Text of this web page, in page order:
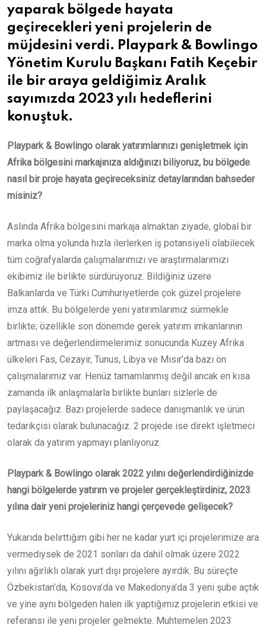
yaparak bölgede hayata
geçirecekleri yeni projelerin de
müjdesini verdi. Playpark & Bowlingo
Yönetim Kurulu Başkanı Fatih Keçebir
ile bir araya geldiğimiz Aralık
sayımızda 2023 yılı hedeflerini
konuştuk.
Playpark & Bowlingo olarak yatırımlarınızı genişletmek için
Afrika bölgesini markajınıza aldığınızı biliyoruz, bu bölgede
nasıl bir proje hayata geçireceksiniz detaylarından bahseder
misiniz?
Aslında Afrika bölgesini markaja almaktan ziyade, global bir
marka olma yolunda hızla ilerlerken iş potansiyeli olabilecek
tüm coğrafyalarda çalışmalarımızı ve araştırmalarımızı
ekibimiz ile birlikte sürdürüyoruz. Bildiğiniz üzere
Balkanlarda ve Türki Cumhuriyetlerde çok güzel projelere
imza attık. Bu bölgelerde yeni yatırımlarımız sürmekle
birlikte; özellikle son dönemde gerek yatırım imkanlarının
artması ve değerlendirmelerimiz sonucunda Kuzey Afrika
ülkeleri Fas, Cezayir, Tunus, Libya ve Mısır’da bazı ön
çalışmalarımız var. Henüz tamamlanmış değil ancak en kısa
zamanda ilk anlaşmalarla birlikte bunları sizlerle de
paylaşacağız. Bazı projelerde sadece danışmanlık ve ürün
tedarikçisi olarak bulunacağız. 2 projede ise direkt işletmeci
olarak da yatırım yapmayı planlıyoruz.
Playpark & Bowlingo olarak 2022 yılını değerlendirdiğinizde
hangi bölgelerde yatırım ve projeler gerçekleştirdiniz, 2023
yılına dair yeni projeleriniz hangi çerçevede gelişecek?
Yukarıda belirttiğim gibi her ne kadar yurt içi projelerimize ara
vermediysek de 2021 sonları da dahil olmak üzere 2022
yılını ağırlıklı olarak yurt dışı projelere ayırdık. Bu süreçte
Özbekistan’da, Kosova’da ve Makedonya’da 3 yeni şube açtık
ve yine aynı bölgeden halen ilk yaptığımız projelerin etkisi ve
referansı ile yeni projeler gelmekte. Muhtemelen 2023